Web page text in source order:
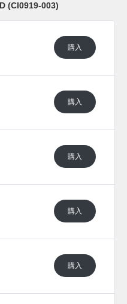
(CI0919-003)
購入
購入
購入
購入
購入